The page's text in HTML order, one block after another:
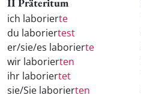
ich laborierte
du laboriertest
er/sie/es laborierte
wir laborierten
ihr laboriertet
sie/Sie laborierten